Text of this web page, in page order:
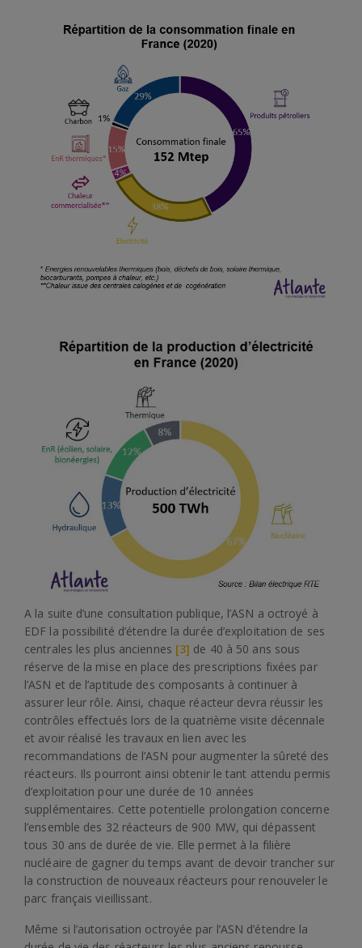
A la suite d’une consultation publique, l’ASN a octroyé à
EDF la possibilité d’étendre la durée d’exploitation de ses
centrales les plus anciennes [3] de 40 à 50 ans sous
réserve de la mise en place des prescriptions fixées par
l’ASN et de l’aptitude des composants à continuer à
assurer leur rôle. Ainsi, chaque réacteur devra réussir les
contrôles effectués lors de la quatrième visite décennale
et avoir réalisé les travaux en lien avec les
recommandations de l’ASN pour augmenter la sûreté des
réacteurs. Ils pourront ainsi obtenir le tant attendu permis
d’exploitation pour une durée de 10 années
supplémentaires. Cette potentielle prolongation concerne
l’ensemble des 32 réacteurs de 900 MW, qui dépassent
tous 30 ans de durée de vie. Elle permet à la filière
nucléaire de gagner du temps avant de devoir trancher sur
la construction de nouveaux réacteurs pour renouveler le
parc français vieillissant.
Même si l’autorisation octroyée par l’ASN d’étendre la